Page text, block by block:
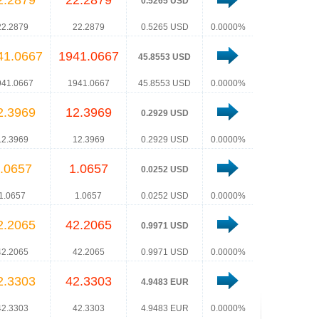
22.2879 0.5265 USD 0.0000%
1941.0667 45.8553 USD
1941.0667 45.8553 USD 0.0000%
12.3969 0.2929 USD
12.3969 0.2929 USD 0.0000%
1.0657 0.0252 USD
1.0657 0.0252 USD 0.0000%
42.2065 0.9971 USD
42.2065 0.9971 USD 0.0000%
42.3303 4.9483 EUR
42.3303 4.9483 EUR 0.0000%